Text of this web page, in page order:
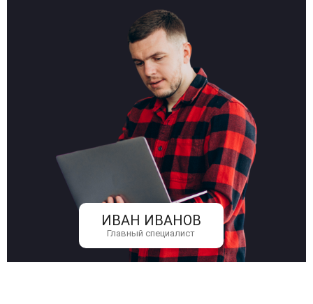
ИВАН ИВАНОВ
Главный специалист